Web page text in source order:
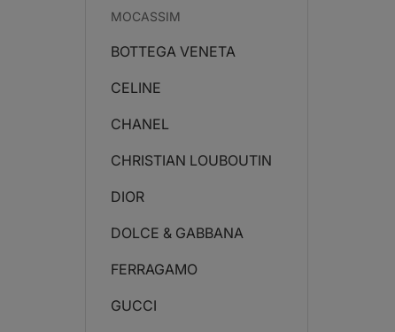
MOCASSIM
BOTTEGA VENETA
CELINE
CHANEL
CHRISTIAN LOUBOUTIN
DIOR
DOLCE & GABBANA
FERRAGAMO
GUCCI